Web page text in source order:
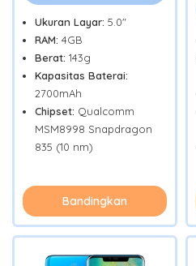
Ukuran Layar: 5.0"
RAM: 4GB
Berat: 143g
Kapasitas Baterai:
2700mAh
Chipset: Qualcomm
MSM8998 Snapdragon
835 (10 nm)
Bandingkan